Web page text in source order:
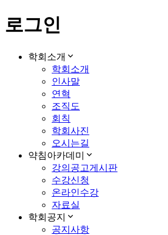
로그인
학회소개
학회소개
인사말
연혁
조직도
회칙
학회사진
오시는길
약침아카데미
강의공고게시판
수강신청
온라인수강
자료실
학회공지
공지사항